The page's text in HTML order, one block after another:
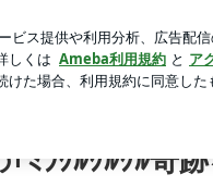
｣
ﾐﾗｸﾙｸﾙｸﾙ奇